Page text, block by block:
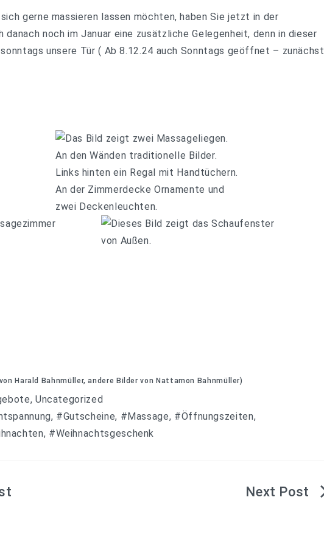
gerne massieren lassen möchten, haben Sie jetzt in der
danach noch im Januar eine zusätzliche Gelegenheit, denn in dieser
unsere Tür ( Ab 8.12.24 auch Sonntags geöffnet – zunächst
Harald Bahnmüller, andere Bilder von Nattamon Bahnmüller)
, Uncategorized
, #Gutscheine, #Massage, #Öffnungszeiten,
, #Weihnachtsgeschenk